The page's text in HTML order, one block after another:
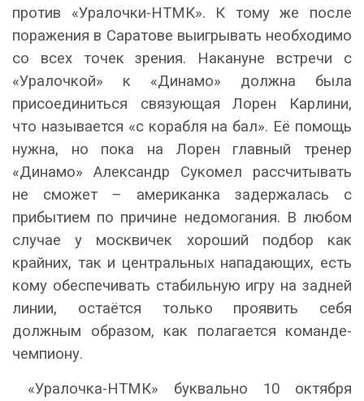
против «Уралочки-НТМК». К тому же после
поражения в Саратове выигрывать необходимо
со всех точек зрения. Накануне встречи с
«Уралочкой» к «Динамо» должна была
присоединиться связующая Лорен Карлини,
что называется «с корабля на бал». Её помощь
нужна, но пока на Лорен главный тренер
«Динамо» Александр Сукомел рассчитывать
не сможет – американка задержалась с
прибытием по причине недомогания. В любом
случае у москвичек хороший подбор как
крайних, так и центральных нападающих, есть
кому обеспечивать стабильную игру на задней
линии, остаётся только проявить себя
должным образом, как полагается команде-
чемпиону.
«Уралочка-НТМК» буквально 10 октября